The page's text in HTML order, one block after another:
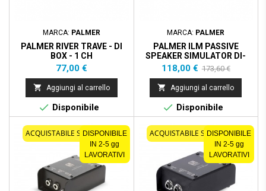
MARCA: PALMER
PALMER RIVER TRAVE - DI
BOX - 1 CH
Prezzo
77,00 €
 Aggiungi al carrello
 Disponibile
MARCA: PALMER
PALMER ILM PASSIVE
SPEAKER SIMULATOR DI-
BOX
Prezzo
118,00 € Prezzo
base
173,60 €
 Aggiungi al carrello
 Disponibile
ACQUISTABILE SOLO ONLINE
DISPONIBILE
IN 2-5 gg
LAVORATIVI
ACQUISTABILE SOLO ONLINE
DISPONIBILE
IN 2-5 gg
LAVORATIVI